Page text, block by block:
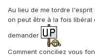
Au lieu de me tordre
on peut être à la fois libéral
demander
Comment conciliez vous